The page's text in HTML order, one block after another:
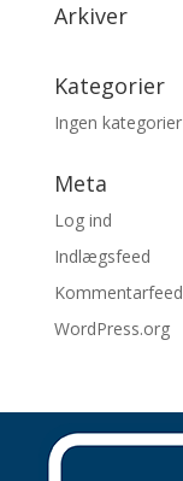
Arkiver
Kategorier
Ingen kategorier
Meta
Log ind
Indlægsfeed
Kommentarfeed
WordPress.org